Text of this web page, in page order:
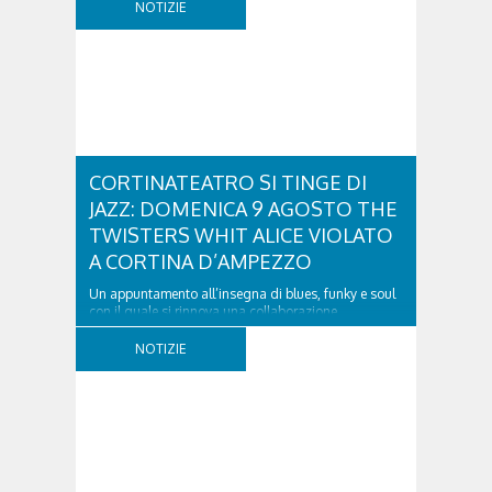
NOTIZIE
CORTINATEATRO SI TINGE DI
JAZZ: DOMENICA 9 AGOSTO THE
TWISTERS WHIT ALICE VIOLATO
A CORTINA D’AMPEZZO
Un appuntamento all’insegna di blues, funky e soul
con il quale si rinnova una collaborazione
collaudata, quella con il Dolomiti Blues&Soul
Festival. Domenica 9 agosto alle 18.00 in piazza
NOTIZIE